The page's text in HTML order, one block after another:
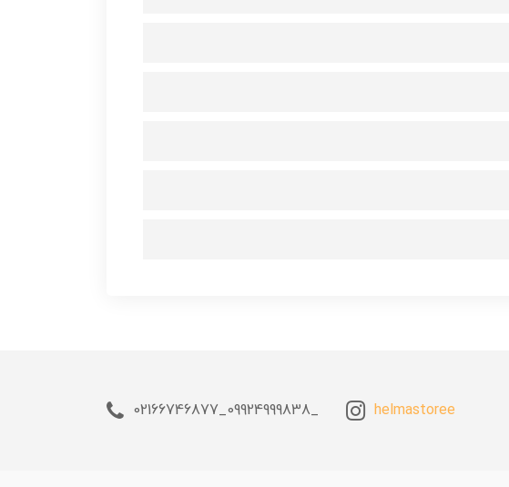
helmastoree
_09924999838_02166746877